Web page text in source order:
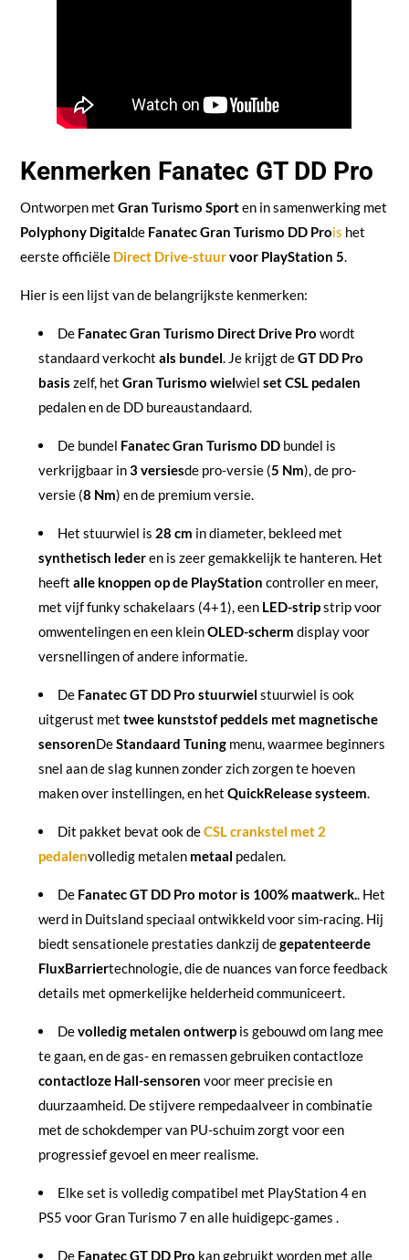
Kenmerken Fanatec GT DD Pro
Ontworpen met Gran Turismo Sporten in samenwerking met
Polyphony Digitalde Fanatec Gran Turismo DD Prois het
eerste officiële Direct Drive-stuurvoor PlayStation 5
Hier is een lijst van de belangrijkste kenmerken:
De Fanatec Gran Turismo Direct Drive Pro wordt
standaard verkocht als bundel . Je krijgt deGT DD Pro
basis zelf, het Gran Turismo wielwiel set CSL pedalen
pedalen en de DD bureaustandaard.
De bundel Fanatec Gran Turismo DDbundel is
verkrijgbaar in3 versiesde pro-versie (5 Nm), de pro-
versie (8 Nm) en de premium versie.
Het stuurwiel is 28 cm in diameter, bekleed met
synthetisch lederen is zeer gemakkelijk te hanteren. Het
heeft alle knoppen op de PlayStation controller en meer,
met vijf funky schakelaars (4+1), eenLED-stripstrip voor
omwentelingen en een kleinOLED-scherm display voor
versnellingen of andere informatie.
De Fanatec GT DD Pro stuurwiel stuurwiel is ook
uitgerust met twee kunststof peddels met magnetische
sensorenDeStandaard Tuningmenu, waarmee beginners
snel aan de slag kunnen zonder zich zorgen te hoeven
maken over instellingen, en het QuickRelease systeem
Dit pakket bevat ook deCSL crankstel met 2
pedalenvolledig metalen metaal pedalen.
De Fanatec GT DD Pro motor is 100% maatwerk. . Het
werd in Duitsland speciaal ontwikkeld voor sim-racing. Hij
biedt sensationele prestaties dankzij degepatenteerde
FluxBarriertechnologie, die de nuances van force feedback
details met opmerkelijke helderheid communiceert.
Devolledig metalen ontwerpis gebouwd om lang mee
te gaan, en de gas- en remassen gebruiken contactloze
contactloze Hall-sensoren voor meer precisie en
duurzaamheid. De stijvere rempedaalveer in combinatie
met de schokdemper van PU-schuim zorgt voor een
progressief gevoel en meer realisme.
Elke set is volledig compatibel met PlayStation 4 en
PS5 voorGran Turismo 7en alle huidigepc-games
De Fanatec GT DD Pro kan gebruikt worden met alle